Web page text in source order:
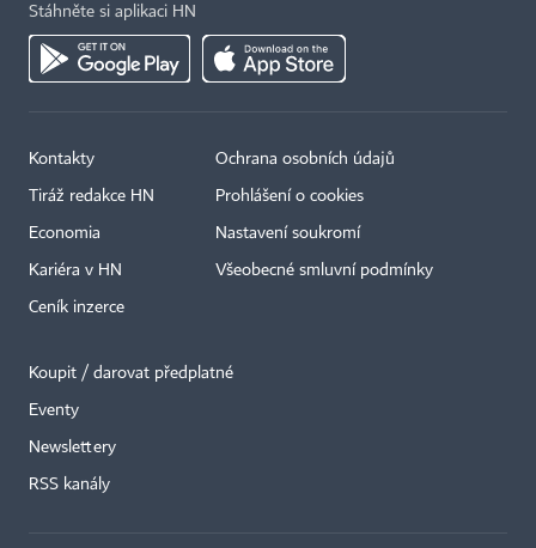
Stáhněte si aplikaci HN
Kontakty
Tiráž redakce HN
Economia
Kariéra v HN
Ceník inzerce
Ochrana osobních údajů
Prohlášení o cookies
Nastavení soukromí
Všeobecné smluvní podmínky
Koupit / darovat předplatné
Eventy
Newslettery
RSS kanály